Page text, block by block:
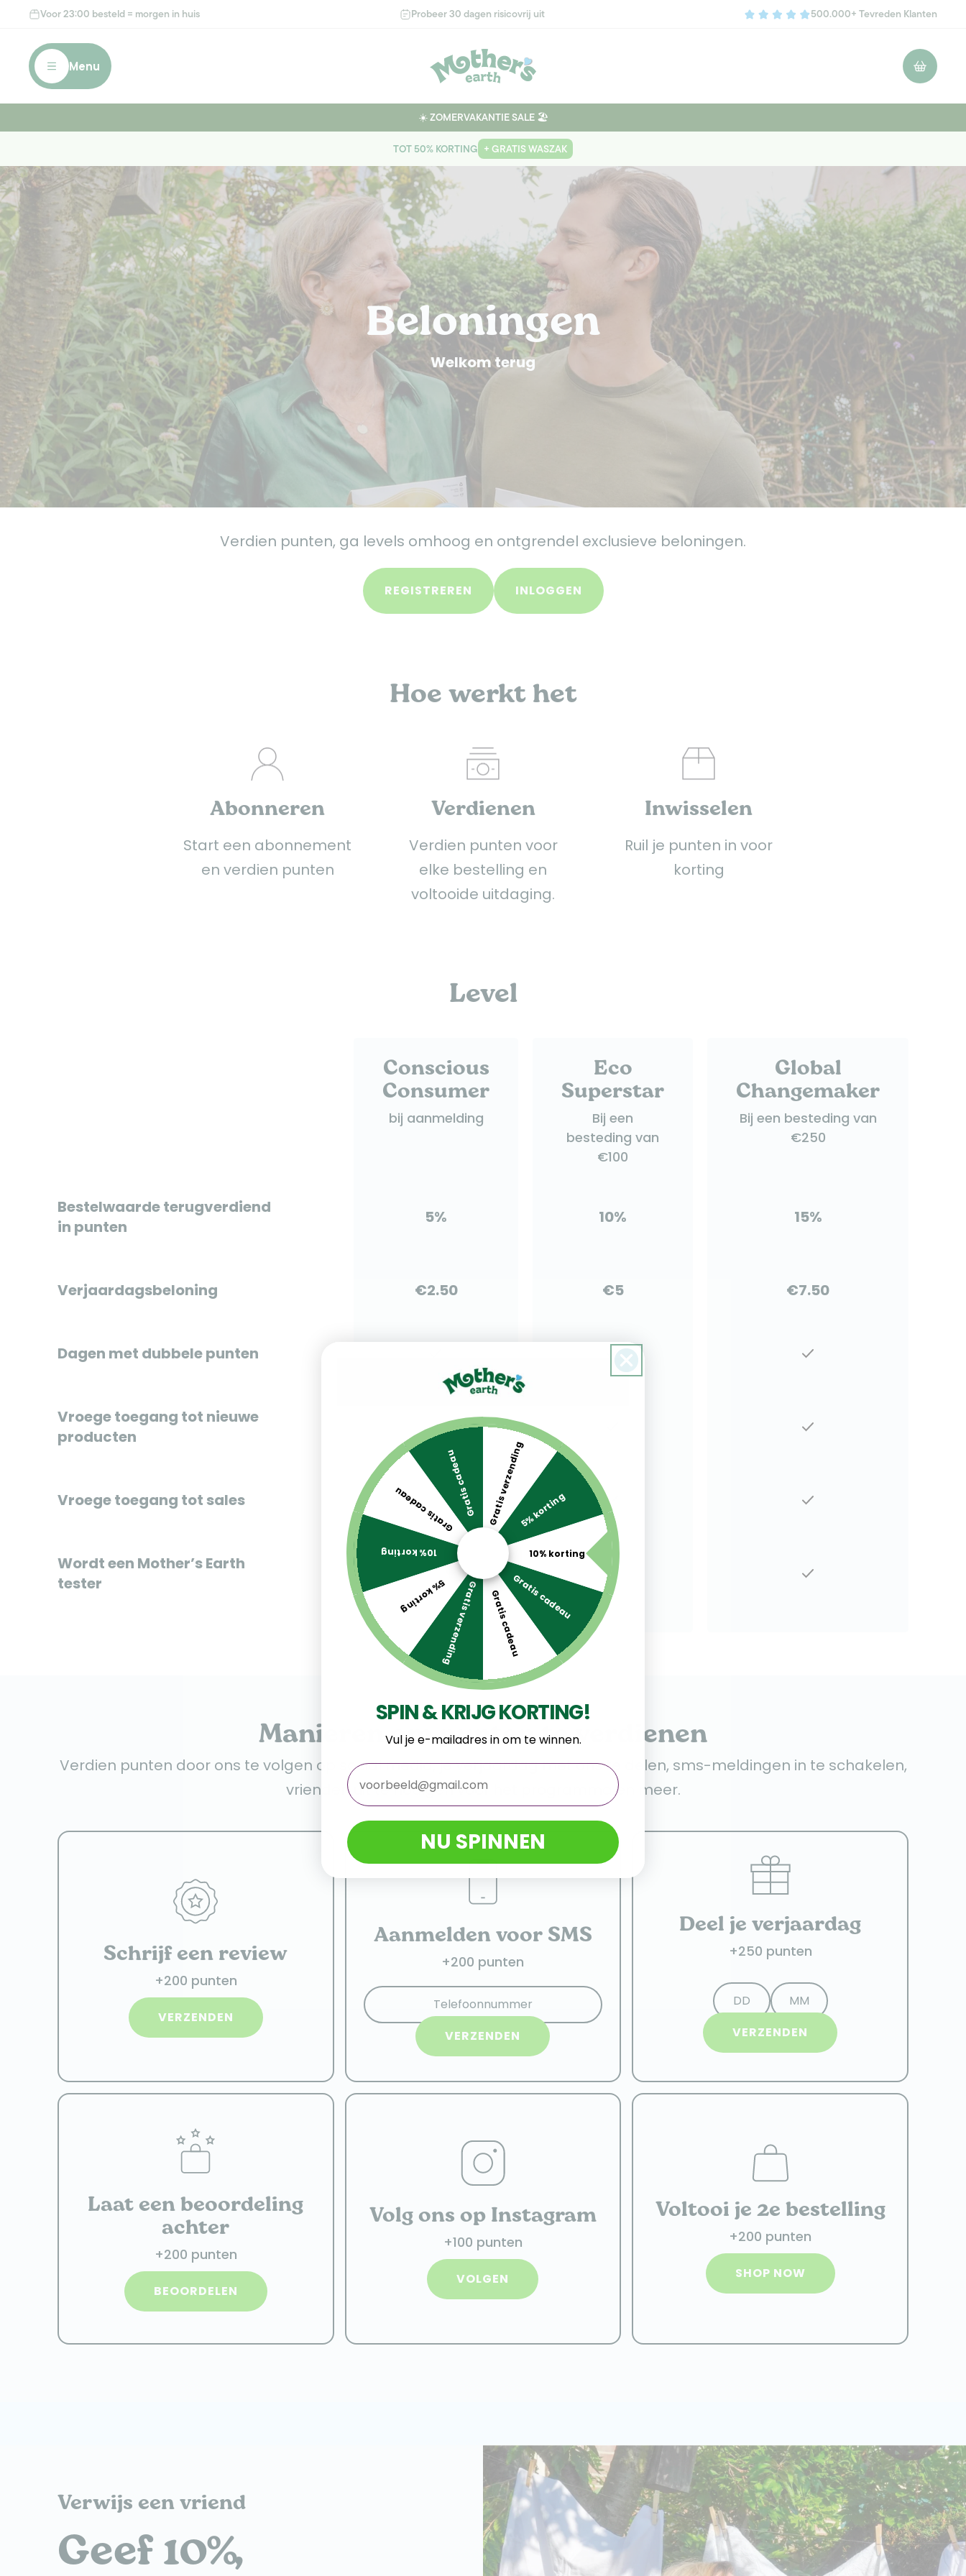
naar de
Voor 23:00 besteld = morgen in huis Probeer 30 dagen risicovrij uit 500.000+ Tevreden Klanten
Menu Winkelwagen
☀️ ZOMERVAKANTIE SALE 🏖️
TOT 50% KORTING + GRATIS WASZAK
Gratis verzending5% korting
10% korting
Gratis cadeau
Gratis cadeau
Gratis verzending
5% korting
10% korting
Gratis cadeauGratis cadeau
SPIN & KRIJG KORTING!
Vul je e-mailadres in om te winnen.
email
NU SPINNEN